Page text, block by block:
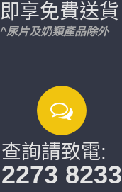
即享免費送貨
^尿片及奶類產品除外
查詢請致電:
2273 8233